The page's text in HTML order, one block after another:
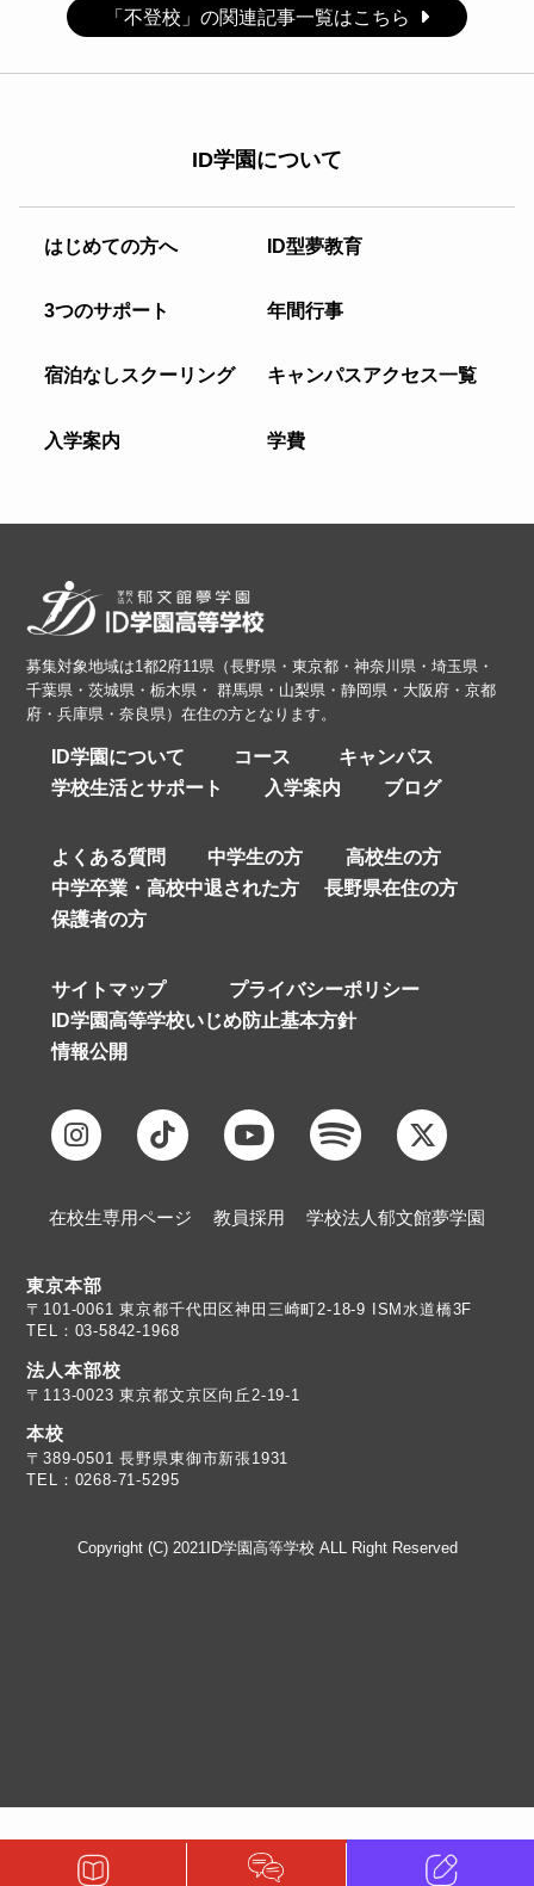
「不登校」の関連記事一覧はこちら
ID学園について
はじめての方へ ID型夢教育
3つのサポート 年間行事
宿泊なしスクーリング キャンパスアクセス一覧
入学案内 学費
募集対象地域は1都2府11県（長野県・東京都・神奈川県・埼玉県・
千葉県・茨城県・栃木県・ 群馬県・山梨県・静岡県・大阪府・京都
府・兵庫県・奈良県）在住の方となります。
ID学園について コース
キャンパス
学校生活とサポート
入学案内 ブログ
よくある質問 中学生の方
高校生の方
中学卒業・高校中退された方
長野県在住の方
保護者の方
サイトマップ
プライバシーポリシー
ID学園高等学校いじめ防止基本方針
情報公開
在校生専用ページ 教員採用 学校法人郁文館夢学園
東京本部
TEL：03-5842-1968
法人本部校
〒113-0023 東京都文京区向丘2-19-1
本校
TEL：0268-71-5295
Copyright (C) 2021ID学園高等学校 ALL Right Reserved